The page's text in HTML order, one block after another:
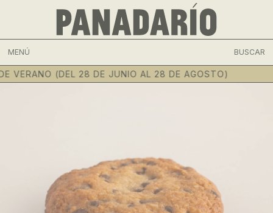
MENÚ BUSCAR
VERANO (DEL 28 DE JUNIO AL 28 DE AGOSTO)